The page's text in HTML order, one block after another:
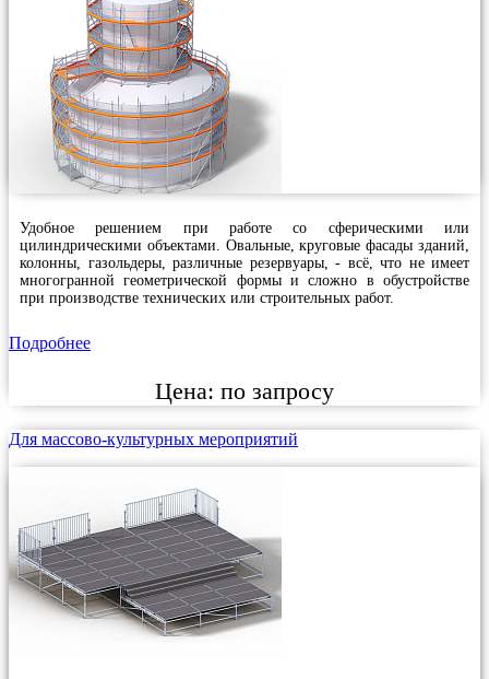
Удобное решением при работе со сферическими или
цилиндрическими объектами. Овальные, круговые фасады зданий,
колонны, газольдеры, различные резервуары, - всё, что не имеет
многогранной геометрической формы и сложно в обустройстве
при производстве технических или строительных работ.
Подробнее
Цена: по запросу
Для массово-культурных мероприятий